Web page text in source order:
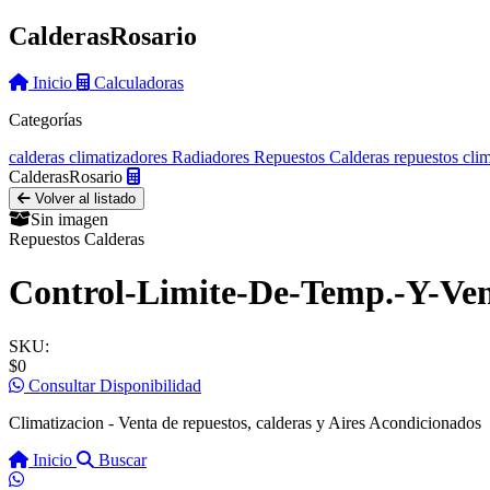
CalderasRosario
Inicio
Calculadoras
Categorías
calderas climatizadores Radiadores Repuestos Calderas repuestos
CalderasRosario
Volver al listado
Sin imagen
Repuestos Calderas
Control-Limite-De-Temp.-Y-
SKU:
$0
Consultar Disponibilidad
Climatizacion - Venta de repuestos, calderas y Aires Acondicionados
Inicio
Buscar